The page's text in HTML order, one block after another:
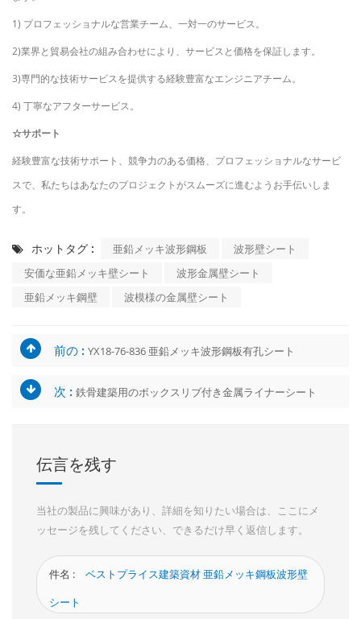
1) プロフェッショナルな営業チーム、一対一のサービス。
2)業界と貿易会社の組み合わせにより、サービスと価格を保証します。
3)専門的な技術サービスを提供する経験豊富なエンジニアチーム。
4) 丁寧なアフターサービス。
☆サポート
経験豊富な技術サポート、競争力のある価格、プロフェッショナルなサービ
スで、私たちはあなたのプロジェクトがスムーズに進むようお手伝いしま
す。
ホットタグ : 亜鉛メッキ波形鋼板
波形壁シート
安価な亜鉛メッキ壁シート
波形金属壁シート
亜鉛メッキ鋼壁
波模様の金属壁シート
前の : YX18-76-836 亜鉛メッキ波形鋼板有孔シート
次 : 鉄骨建築用のボックスリブ付き金属ライナーシート
伝言を残す
当社の製品に興味があり、詳細を知りたい場合は、ここにメ
ッセージを残してください、できるだけ早く返信します。
件名 :
ベストプライス建築資材 亜鉛メッキ鋼板波形壁
シート